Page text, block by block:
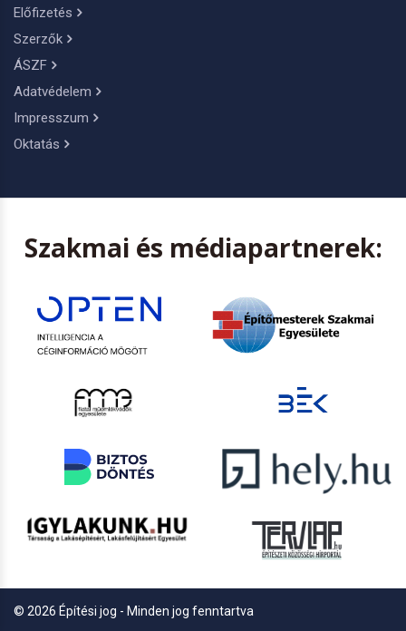
Előfizetés
Szerzők
ÁSZF
Adatvédelem
Impresszum
Oktatás
Szakmai és médiapartnerek:
© 2026 Építési jog - Minden jog fenntartva